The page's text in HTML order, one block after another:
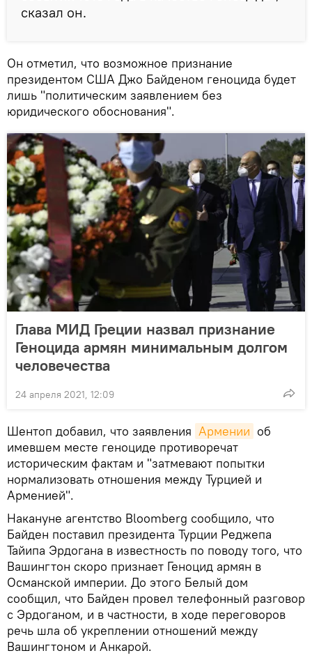
сказал он.
Он отметил, что возможное признание
президентом США Джо Байденом геноцида будет
лишь "политическим заявлением без
юридического обоснования".
Глава МИД Греции назвал признание
Геноцида армян минимальным долгом
человечества
24 апреля 2021, 12:09
Шентоп добавил, что заявления Армении об
имевшем месте геноциде противоречат
историческим фактам и "затмевают попытки
нормализовать отношения между Турцией и
Арменией".
Накануне агентство Bloomberg сообщило, что
Байден поставил президента Турции Реджепа
Тайипа Эрдогана в известность по поводу того, что
Вашингтон скоро признает Геноцид армян в
Османской империи. До этого Белый дом
сообщил, что Байден провел телефонный разговор
с Эрдоганом, и в частности, в ходе переговоров
речь шла об укреплении отношений между
Вашингтоном и Анкарой.